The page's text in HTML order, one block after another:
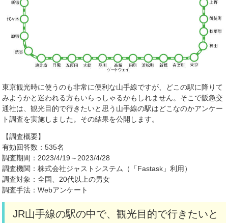
東京観光時に使うのも非常に便利な山手線ですが、どこの駅に降りて
みようかと迷われる方もいらっしゃるかもしれません。そこで阪急交
通社は、観光目的で行きたいと思う山手線の駅はどこなのかアンケー
ト調査を実施しました。その結果を公開します。
【調査概要】
有効回答数：535名
調査期間：2023/4/19 ～2023/4/28
調査機関：株式会社ジャストシステム（「Fastask 」利用）
調査対象：全国、20代以上の男女
調査手法：Webアンケート
JR山手線の駅の中で、観光目的で行きたいと